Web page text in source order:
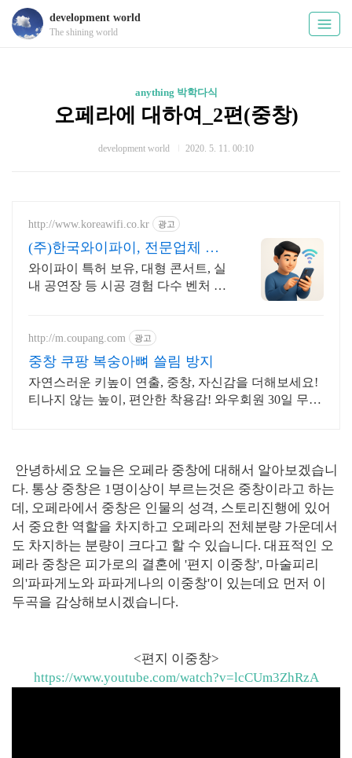
development world
The shining world
anything 박학다식
오페라에 대하여_2편(중창)
development world 2020. 5. 11. 00:10
http://www.koreawifi.co.kr 광고
(주)한국와이파이, 전문업체 설
계및구축
와이파이 특허 보유, 대형 콘서트, 실
내 공연장 등 시공 경험 다수 벤처 기
문성있는 기업
http://m.coupang.com 광고
중창 쿠팡 복숭아뼈 쓸림 방지
자연스러운 키높이 연출, 중창, 자신감을 더해보세요!
티나지 않는 높이, 편안한 착용감! 와우회원 30일 무료
안녕하세요 오늘은 오페라 중창에 대해서 알아보겠습니
다. 통상 중창은 1명이상이 부르는것은 중창이라고 하는
데, 오페라에서 중창은 인물의 성격, 스토리진행에 있어
서 중요한 역할을 차지하고 오페라의 전체분량 가운데서
도 차지하는 분량이 크다고 할 수 있습니다. 대표적인 오
페라 중창은 피가로의 결혼에 '편지 이중창', 마술피리
의'파파게노와 파파게나의 이중창'이 있는데요 먼저 이
두곡을 감상해보시겠습니다.
<편지 이중창>
https://www.youtube.com/watch?v=lcCUm3ZhRzA